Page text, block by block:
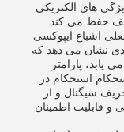
های الکتریکی
حفظ می کند.
اشباع ایپوکسی
نشان می دهد که
حثیت 10٪ کاهش می یابد، پارامتر
استحکام در
سیگنال و از
قابلیت اطمینان